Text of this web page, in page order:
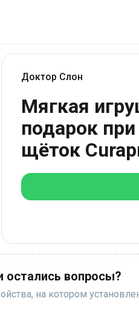
Доктор Слон
Мягкая
подарок
щёток
остались вопросы?
на котором